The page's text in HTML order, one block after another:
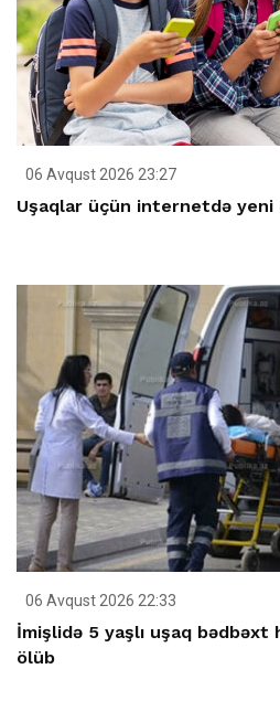
06 Avqust 2026 23:27
Uşaqlar üçün internetdə yeni
06 Avqust 2026 22:33
İmişlidə 5 yaşlı uşaq bədbəxt
ölüb